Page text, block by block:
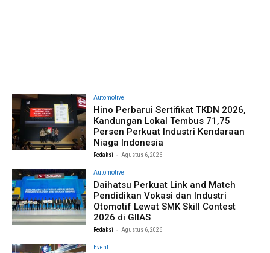
Automotive
Hino Perbarui Sertifikat TKDN 2026,
Kandungan Lokal Tembus 71,75
Persen Perkuat Industri Kendaraan
Niaga Indonesia
Redaksi - Agustus 6, 2026
Automotive
Daihatsu Perkuat Link and Match
Pendidikan Vokasi dan Industri
Otomotif Lewat SMK Skill Contest
2026 di GIIAS
Redaksi - Agustus 6, 2026
Event